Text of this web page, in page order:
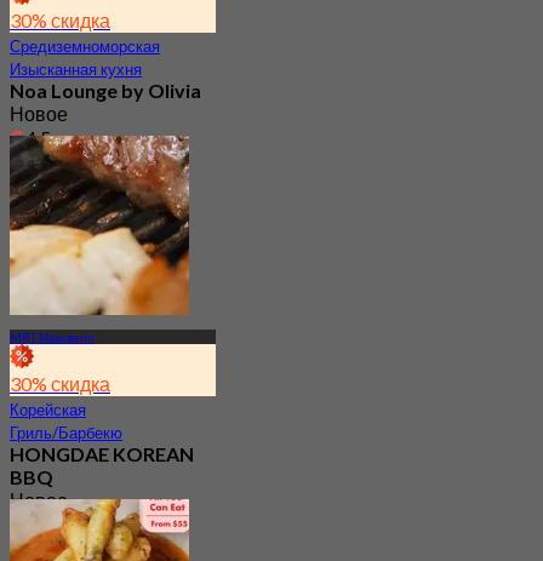
30% скидка
Средиземноморская
Изысканная кухня
Noa Lounge by Olivia
Новое
4.5
ОтS$ 62.25
MRT Максвелл
30% скидка
Корейская
Гриль/Барбекю
HONGDAE KOREAN
BBQ
Новое
4.5
От S$ 27.5